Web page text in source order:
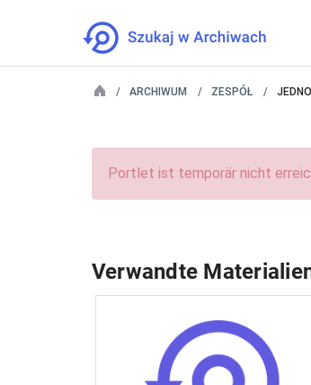
ARCHIWUM ZESPÓŁ
Portlet ist temporär nicht
Verwandte